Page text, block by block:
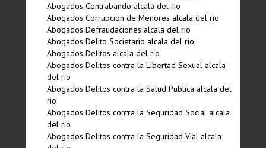
Abogados Contrabando alcala del rio
Abogados Corrupcion de Menores alcala del rio
Abogados Defraudaciones alcala del rio
Abogados Delito Societario alcala del rio
Abogados Delitos alcala del rio
Abogados Delitos contra la Libertad Sexual alcala
del rio
Abogados Delitos contra la Salud Publica alcala del
rio
Abogados Delitos contra la Seguridad Social alcala
del rio
Abogados Delitos contra la Seguridad Vial alcala